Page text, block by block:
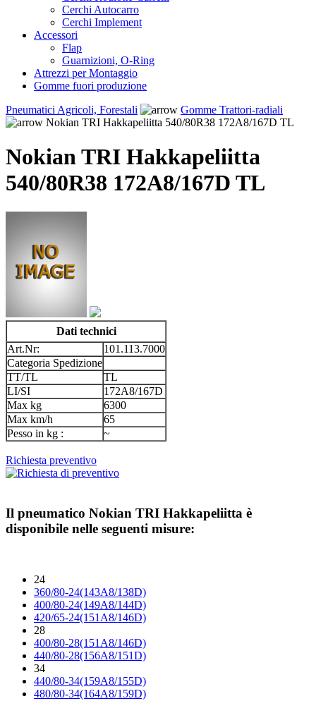
Cerchi Autocarro
Cerchi Implement
Accessori
Flap
Guarnizioni, O-Ring
Attrezzi per Montaggio
Gomme fuori produzione
Pneumatici Agricoli, Forestali
Gomme Trattori-radiali
Nokian TRI Hakkapeliitta 540/80R38 172A8/167D TL
Nokian TRI Hakkapeliitta
540/80R38 172A8/167D TL
Dati technici
Art.Nr:
101.113.7000
Categoria Spedizione
TT/TL
TL
LI/SI
172A8/167D
Max kg
6300
Max km/h
65
Pesso in kg :
~
Richiesta preventivo
Il pneumatico Nokian TRI Hakkapeliitta è
disponibile nelle seguenti misure:
24
360/80-24(143A8/138D)
400/80-24(149A8/144D)
420/65-24(151A8/146D)
28
400/80-28(151A8/146D)
440/80-28(156A8/151D)
34
440/80-34(159A8/155D)
480/80-34(164A8/159D)